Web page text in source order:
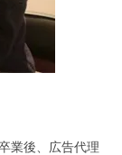
業後、広告代理